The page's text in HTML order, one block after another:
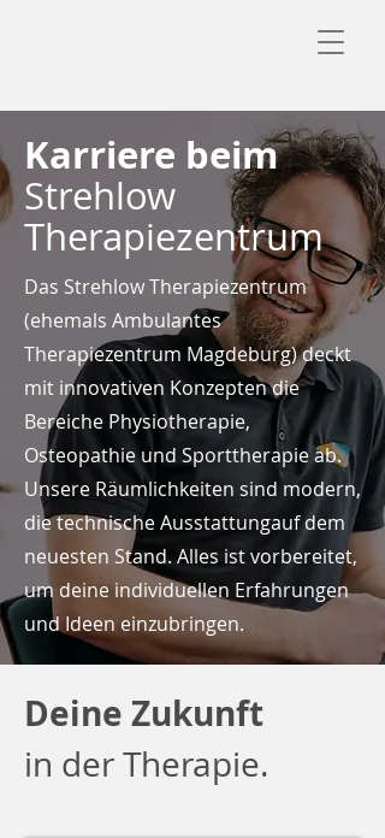
Karriere beim
Strehlow
Therapiezentrum
Das Strehlow Therapiezentrum
(ehemals Ambulantes
Therapiezentrum Magdeburg) deckt
mit innovativen Konzepten die
Bereiche Physiotherapie,
Osteopathie und Sporttherapie ab.
Unsere Räumlichkeiten sind modern,
die technische Ausstattungauf dem
neuesten Stand. Alles ist vorbereitet,
um deine individuellen Erfahrungen
und Ideen einzubringen.
Deine Zukunft
in der Therapie.